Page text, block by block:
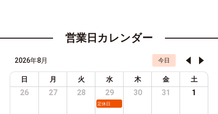
営業日カレンダー
2026年8月 今日
日 月 火 水 木 金 土
26 27 28 29
定休日
30 31 1